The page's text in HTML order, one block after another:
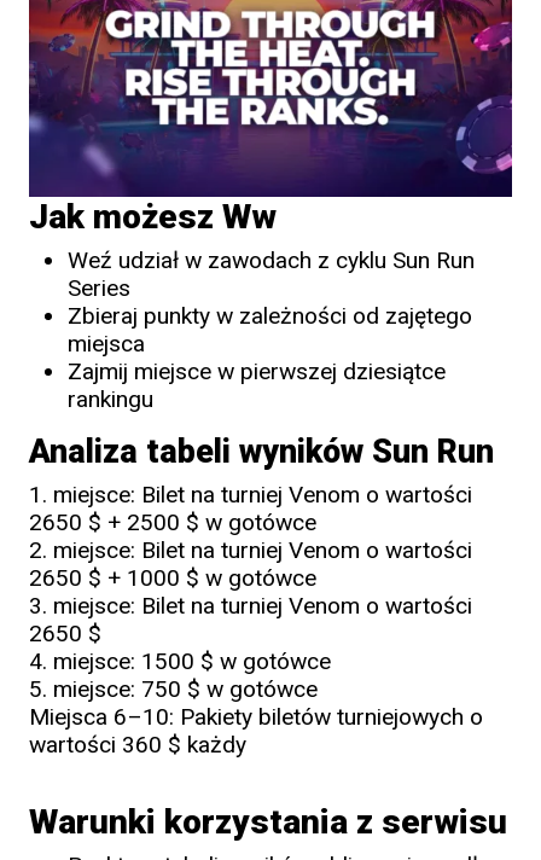
Jak możesz Ww
Weź udział w zawodach z cyklu Sun Run
Series
Zbieraj punkty w zależności od zajętego
miejsca
Zajmij miejsce w pierwszej dziesiątce
rankingu
Analiza tabeli wyników Sun Run
1. miejsce: Bilet na turniej Venom o wartości
2650 $ + 2500 $ w gotówce
2. miejsce: Bilet na turniej Venom o wartości
2650 $ + 1000 $ w gotówce
3. miejsce: Bilet na turniej Venom o wartości
2650 $
4. miejsce: 1500 $ w gotówce
5. miejsce: 750 $ w gotówce
Miejsca 6–10: Pakiety biletów turniejowych o
wartości 360 $ każdy
Warunki korzystania z serwisu